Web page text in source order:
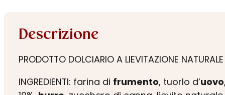
Descrizione
PRODOTTO DOLCIARIO A LIEVITAZIONE
INGREDIENTI: farina di frumento, tuorlo d’uovo